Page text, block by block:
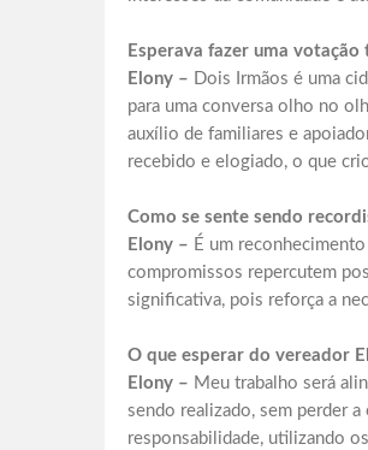
Esperava fazer uma votação
Elony – Dois Irmãos é uma
para uma conversa olho no
auxílio de familiares e
recebido e elogiado, o que
Como se sente sendo
Elony – É um
compromissos repercutem
significativa, pois reforça a
O que esperar do vereador
Elony – Meu trabalho será
sendo realizado, sem perder
responsabilidade, utilizando